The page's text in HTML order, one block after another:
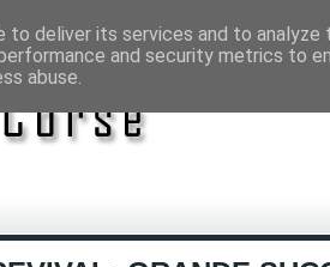
deliver its services and to analyze
and security metrics to
abuse.